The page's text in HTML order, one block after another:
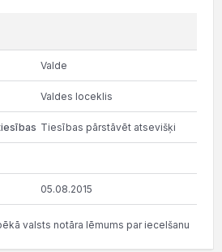
Valde
Valdes loceklis
Tiesības pārstāvēt atsevišķi
05.08.2015
valsts notāra lēmums par iecelšanu